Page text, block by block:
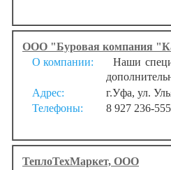
ООО "Буровая компания
О компании:
Наши
Адрес:
г.Уфа, ул.
Телефоны:
8 927 236-
ТеплоТехМаркет, ООО